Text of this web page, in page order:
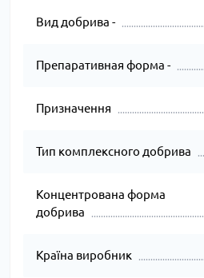
Вид добрива -
Препаративная форма -
Призначення
Тип комплексного добрива
Концентрована форма
добрива
Країна виробник